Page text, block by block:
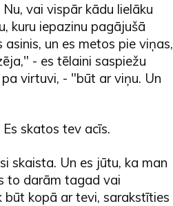
vai vispār kādu lielāku
kuru iepazinu pagājušā
un es metos pie viņas,
- es tēlaini saspiežu
virtuvi, - "būt ar viņu. Un
skatos tev acīs.
skaista. Un es jūtu, ka man
to darām tagad vai
būt kopā ar tevi, sarakstīties